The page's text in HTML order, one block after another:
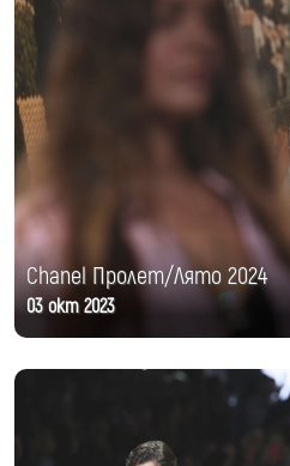
Chanel Пролет/Лято 2024
03 окт 2023